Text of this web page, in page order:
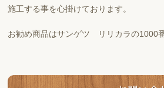
施工する事を心掛けております。
お勧め商品はサンゲツ リリカラの1000